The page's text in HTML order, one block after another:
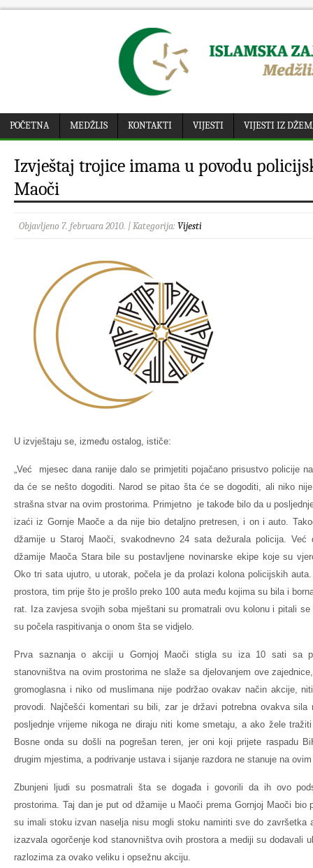
POČETNA MEDŽLIS KONTAKTI VIJESTI VIJESTI IZ
Izvještaj trojice imama u povodu
Maoči
Objavljeno 7. februara 2010. | Kategorija: Vijesti
U izvještaju se, između ostalog, ističe:
„Već mjesec dana ranije dalo se primjetiti pojačano prisustvo policije
da će se nešto dogoditi. Narod se pitao šta će se dogoditi, ali niko
strašna stvar na ovim prostorima. Primjetno je takođe bilo da u
izaći iz Gornje Maoče a da nije bio detaljno pretresen, i on i auto.
džamije u Staroj Maoči, svakodnevno 24 sata dežurala policija. Već
džamije Maoča Stara bile su postavljene novinarske ekipe koje su
Oko tri sata ujutro, u utorak, počela je da prolazi kolona policijskih
prostora, tim prije što je prošlo preko 100 auta među kojima su bila i
rat. Iza zavjesa svojih soba mještani su promatrali ovu kolonu i pitali
su počela raspitivanja o onom šta se vidjelo.
Prva saznanja o akciji u Gornjoj Maoči stigla su iza 10 sati sa
stanovništva na ovim prostorima ne slaže sa djelovanjem ove
gromoglasna i niko od muslimana nije podržao ovakav način akcije,
provodi. Najčešći komentari su bili, zar je državi potrebna ovakva
posljednje vrijeme nikoga ne diraju niti kome smetaju, a ako žele
Bosne onda su došli na pogrešan teren, jer oni koji prijete raspadu
drugim mjestima, a podrivanje ustava i sijanje razdora ne stanuje na
Zbunjeni ljudi su posmatrali šta se događa i govorili da ih ovo
prostorima. Taj dan je put od džamije u Maoči prema Gornjoj Maoči bio
su imali stoku izvan naselja nisu mogli stoku namiriti sve do završetka
izazvala ogorčenje kod stanovništva ovih prostora a mediji su dodavali
razlozima za ovako veliku i opsežnu akciju.